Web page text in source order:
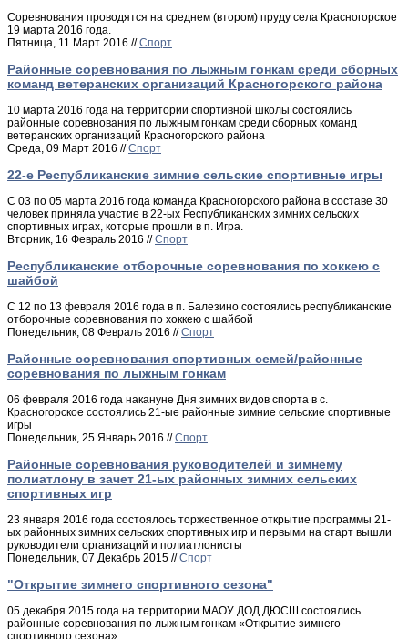
Соревнования проводятся на среднем (втором) пруду села Красногорское
19 марта 2016 года.
Пятница, 11 Март 2016 //Спорт
Районные соревнования по лыжным гонкам среди сборных
команд ветеранских организаций Красногорского района
10 марта 2016 года на территории спортивной школы состоялись
районные соревнования по лыжным гонкам среди сборных команд
ветеранских организаций Красногорского района
Среда, 09 Март 2016 //Спорт
22-е Республиканские зимние сельские спортивные игры
С 03 по 05 марта 2016 года команда Красногорского района в составе 30
человек приняла участие в 22-ых Республиканских зимних сельских
спортивных играх, которые прошли в п. Игра.
Вторник, 16 Февраль 2016 //Спорт
Республиканские отборочные соревнования по хоккею с
шайбой
С 12 по 13 февраля 2016 года в п. Балезино состоялись республиканские
отборочные соревнования по хоккею с шайбой
Понедельник, 08 Февраль 2016 //Спорт
Районные соревнования спортивных семей/районные
соревнования по лыжным гонкам
06 февраля 2016 года накануне Дня зимних видов спорта в с.
Красногорское состоялись 21-ые районные зимние сельские спортивные
игры
Понедельник, 25 Январь 2016 //Спорт
Районные соревнования руководителей и зимнему
полиатлону в зачет 21-ых районных зимних сельских
спортивных игр
23 января 2016 года состоялось торжественное открытие программы 21-
ых районных зимних сельских спортивных игр и первыми на старт вышли
руководители организаций и полиатлонисты
Понедельник, 07 Декабрь 2015 //Спорт
"Открытие зимнего спортивного сезона"
05 декабря 2015 года на территории МАОУ ДОД ДЮСШ состоялись
районные соревнования по лыжным гонкам «Открытие зимнего